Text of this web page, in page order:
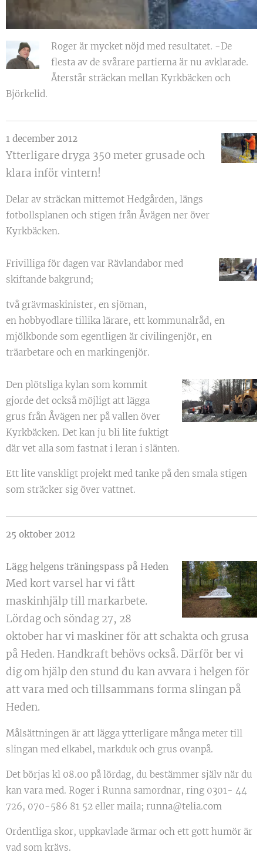
Roger är mycket nöjd med resultatet. -De
flesta av de svårare partierna är nu avklarade.
Återstår sträckan mellan Kyrkbäcken och
Björkelid.
1 december 2012
Ytterligare dryga 350 meter grusade och
klara inför vintern!
Delar av sträckan mittemot Hedgården, längs
fotbollsplanen och stigen från Åvägen ner över
Kyrkbäcken.
Frivilliga för dagen var Rävlandabor med
skiftande bakgrund;
två grävmaskinister, en sjöman,
en hobbyodlare tillika lärare, ett kommunalråd, en
mjölkbonde som egentligen är civilingenjör, en
träarbetare och en markingenjör.
Den plötsliga kylan som kommit
gjorde det också möjligt att lägga
grus från Åvägen ner på vallen över
Kyrkbäcken. Det kan ju bli lite fuktigt
där vet alla som fastnat i leran i slänten.
Ett lite vanskligt projekt med tanke på den smala stigen
som sträcker sig över vattnet.
25 oktober 2012
Lägg helgens träningspass på Heden
Med kort varsel har vi fått
maskinhjälp till markarbete.
Lördag och söndag 27, 28
oktober har vi maskiner för att schakta och grusa
på Heden. Handkraft behövs också. Därför ber vi
dig om hjälp den stund du kan avvara i helgen för
att vara med och tillsammans forma slingan på
Heden.
Målsättningen är att lägga ytterligare många meter till
slingan med elkabel, markduk och grus ovanpå.
Det börjas kl 08.00 på lördag, du bestämmer själv när du
kan vara med. Roger i Runna samordnar, ring 0301- 44
726, 070-586 81 52 eller maila; runna@telia.com
Ordentliga skor, uppkavlade ärmar och ett gott humör är
vad som krävs.